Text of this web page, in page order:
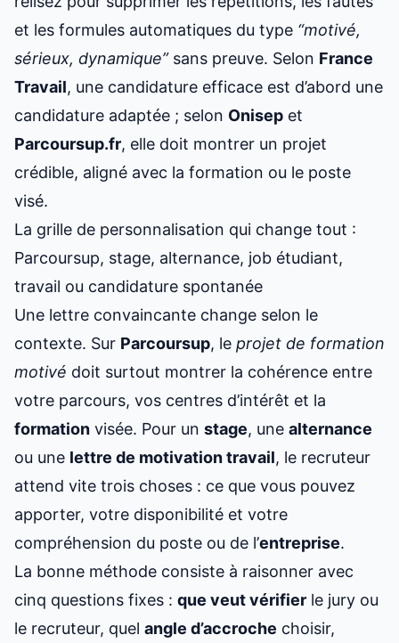
et les formules automatiques du type “motivé,
sérieux, dynamique”sans preuve. Selon France
Travail, une candidature efficace est d’abord une
candidature adaptée ; selon Onisep et
Parcoursup.fr, elle doit montrer un projet
crédible, aligné avec la formation ou le poste
visé.
La grille de personnalisation qui change tout :
Parcoursup, stage, alternance, job étudiant,
travail ou candidature spontanée
Une lettre convaincante change selon le
contexte. Sur Parcoursup, le projet de formation
motivé doit surtout montrer la cohérence entre
votre parcours, vos centres d’intérêt et la
formation visée. Pour un stage, une alternance
ou une lettre de motivation travail, le recruteur
attend vite trois choses : ce que vous pouvez
apporter, votre disponibilité et votre
compréhension du poste ou de l’entreprise.
La bonne méthode consiste à raisonner avec
cinq questions fixes : que veut vérifier le jury ou
le recruteur, quel angle d’accroche choisir,